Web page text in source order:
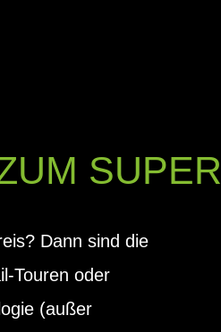
Dann sind die
Touren oder
(außer